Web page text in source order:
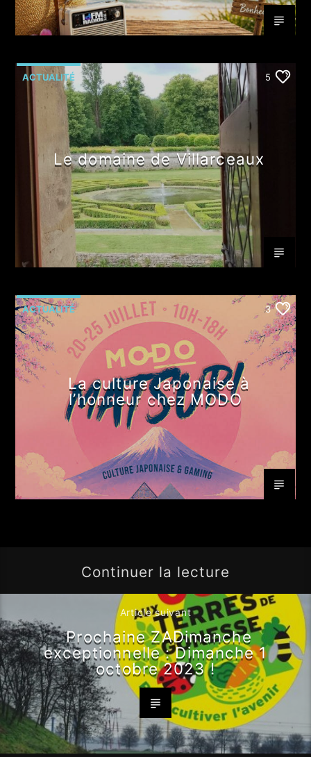
ACTUALITÉ 5
Le domaine de Villarceaux
ACTUALITÉ 3
La culture Japonaise à
l’honneur chez MODO
Continuer la lecture
Article suivant
Prochaine ZADimanche
exceptionnelle : Dimanche 1
octobre 2023 !